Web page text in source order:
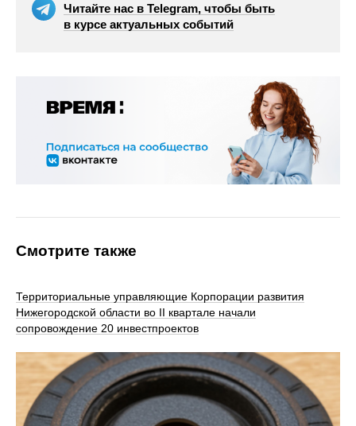
Читайте нас в Telegram, чтобы быть
в курсе актуальных событий
Смотрите также
Территориальные управляющие Корпорации развития
Нижегородской области во II квартале начали
сопровождение 20 инвестпроектов